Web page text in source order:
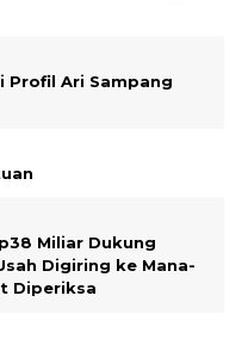
Profil Ari Sampang
Miliar Dukung
Digiring ke Mana-
Diperiksa